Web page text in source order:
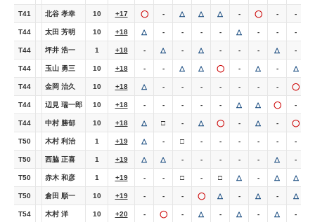
T41 北谷 孝幸 10 +17 ◯ - △ △ △ - ◯ - -
T44 太田 芳明 10 +18 △ - - - - △ - - -
T44 坪井 浩一 1 +18 - △ - △ - - - △ -
T44 玉山 勇三 10 +18 - - △ △ ◯ - △ - △
T44 金岡 治久 10 +18 △ - - - - - - - ◯
T44 辺見 瑞一郎 10 +18 - - - - - △ △ ◯ -
T44 中村 勝郁 10 +18 △ □ - △ ◯ - △ - ◯
T50 木村 利治 1 +19 △ - □ - - - - - -
T50 西脇 正喜 1 +19 △ △ - - - - - △ -
T50 赤木 和彦 1 +19 - - □ - □ △ - △ △
T50 倉田 順一 10 +19 - - - ◯ △ - △ - △
T54 木村 洋 10 +20 - ◯ - △ - △ - △ -